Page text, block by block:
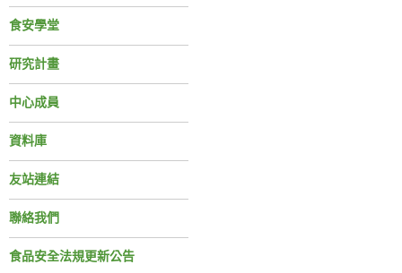
食安學堂
研究計畫
中心成員
資料庫
友站連結
聯絡我們
食品安全法規更新公告